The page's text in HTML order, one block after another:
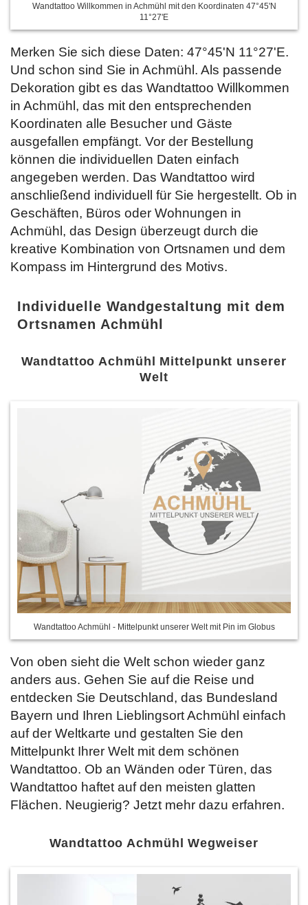
Wandtattoo Willkommen in Achmühl mit den Koordinaten 47°45'N
11°27'E
Merken Sie sich diese Daten: 47°45'N 11°27'E.
Und schon sind Sie in Achmühl. Als passende
Dekoration gibt es das Wandtattoo Willkommen
in Achmühl, das mit den entsprechenden
Koordinaten alle Besucher und Gäste
ausgefallen empfängt. Vor der Bestellung
können die individuellen Daten einfach
angegeben werden. Das Wandtattoo wird
anschließend individuell für Sie hergestellt. Ob in
Geschäften, Büros oder Wohnungen in
Achmühl, das Design überzeugt durch die
kreative Kombination von Ortsnamen und dem
Kompass im Hintergrund des Motivs.
Individuelle Wandgestaltung mit dem
Ortsnamen Achmühl
Wandtattoo Achmühl Mittelpunkt unserer
Welt
Wandtattoo Achmühl - Mittelpunkt unserer Welt mit Pin im Globus
Von oben sieht die Welt schon wieder ganz
anders aus. Gehen Sie auf die Reise und
entdecken Sie Deutschland, das Bundesland
Bayern und Ihren Lieblingsort Achmühl einfach
auf der Weltkarte und gestalten Sie den
Mittelpunkt Ihrer Welt mit dem schönen
Wandtattoo. Ob an Wänden oder Türen, das
Wandtattoo haftet auf den meisten glatten
Flächen. Neugierig? Jetzt mehr dazu erfahren.
Wandtattoo Achmühl Wegweiser